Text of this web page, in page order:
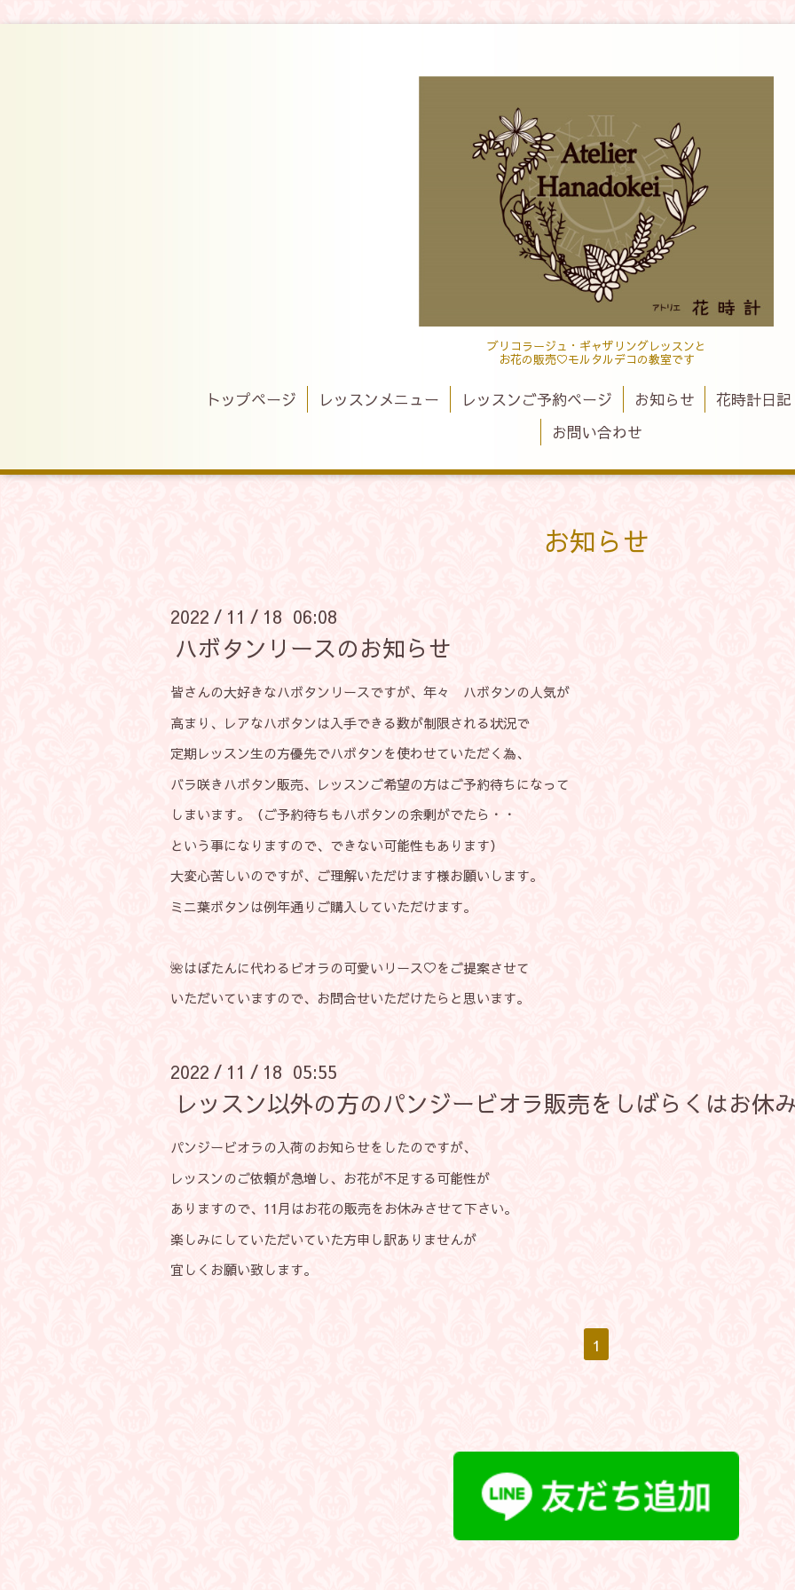
ブリコラージュ・ギャザリングレッスンと
お花の販売♡モルタルデコの教室です
トップページ レッスンメニュー レッスンご予約ページ お知らせ
花時計日記
お問い合わせ
お知らせ
2022 / 11 / 18 06:08
ハボタンリースのお知らせ
皆さんの大好きなハボタンリースですが、年々 ハボタンの人気が
高まり、レアなハボタンは入手できる数が制限される状況で
定期レッスン生の方優先でハボタンを使わせていただく為、
バラ咲きハボタン販売、レッスンご希望の方はご予約待ちになって
しまいます。（ご予約待ちもハボタンの余剰がでたら・・
という事になりますので、できない可能性もあります）
大変心苦しいのですが、ご理解いただけます様お願いします。
ミニ葉ボタンは例年通りご購入していただけます。
🌺はぼたんに代わるビオラの可愛いリース♡をご提案させて
いただいていますので、お問合せいただけたらと思います。
2022 / 11 / 18 05:55
レッスン以外の方のパンジービオラ販売をしばらくはお休
パンジービオラの入荷のお知らせをしたのですが、
レッスンのご依頼が急増し、お花が不足する可能性が
ありますので、11月はお花の販売をお休みさせて下さい。
楽しみにしていただいていた方申し訳ありませんが
宜しくお願い致します。
1